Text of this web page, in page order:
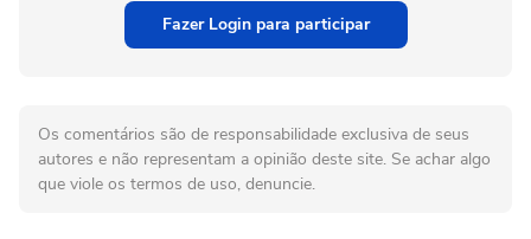
Fazer Login para participar
Os comentários são de responsabilidade exclusiva de seus
autores e não representam a opinião deste site. Se achar algo
que viole os termos de uso, denuncie.